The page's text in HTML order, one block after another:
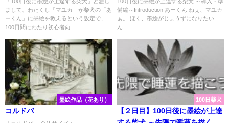
まして、わたくし「マユカ」が柴犬の「あ
ーくん」に墨絵を教えるという設定で、
100日間にわたり初心者向...
備編～Introduction あーくん ねぇ、マユカ
ぁ。 ぼく、墨絵がじょうずになりたい
ん...
墨絵作品（花あり）
コルドバ
100日柴犬
【２日目】100日後に墨絵が上達